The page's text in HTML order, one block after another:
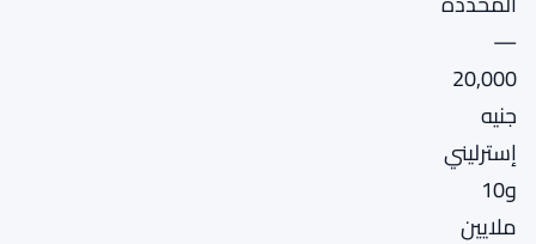
—
20,000
جنيه
إسترليني
و10
ملايين